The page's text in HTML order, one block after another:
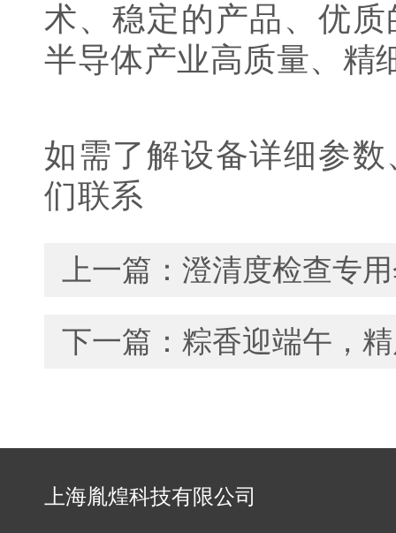
术、稳定的产品、 优质
半导体产业高质量、精
如需了解设备详细参
们联系
上一篇： 澄清度检查专
下一篇： 粽香迎端午，
上海胤煌科技有限公司